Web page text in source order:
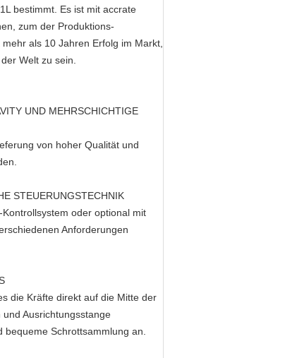
bestimmt. Es ist mit accrate
zum der Produktions-
als 10 Jahren Erfolg im Markt,
Welt zu sein.
UND MEHRSCHICHTIGE
von hoher Qualität und
STEUERUNGSTECHNIK
oder optional mit
Anforderungen
die Kräfte direkt auf die Mitte der
Ausrichtungsstange
Schrottsammlung an.